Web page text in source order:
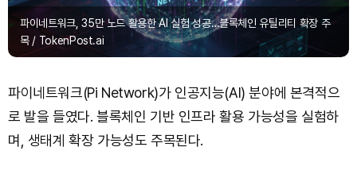
파이네트워크, 35만 노드 활용한 AI 실험 성공…블록체인 유틸리티 확장 주
목 / TokenPost.ai
파이네트워크(Pi Network)가 인공지능(AI) 분야에 본격적으
로 발을 들였다. 블록체인 기반 인프라 활용 가능성을 실험하
며, 생태계 확장 가능성도 주목된다.